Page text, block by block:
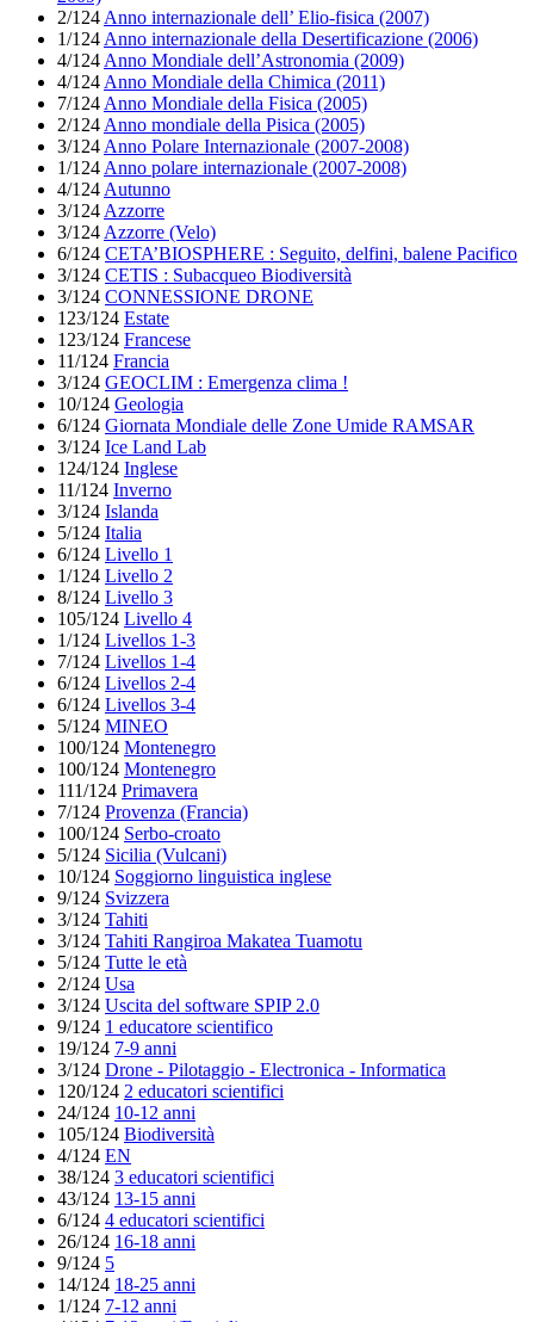
2/124 Anno internazionale dell’ Elio-fisica (2007)
1/124 Anno internazionale della Desertificazione (2006)
4/124 Anno Mondiale dell’Astronomia (2009)
4/124 Anno Mondiale della Chimica (2011)
7/124 Anno Mondiale della Fisica (2005)
2/124 Anno mondiale della Pisica (2005)
3/124 Anno Polare Internazionale (2007-2008)
1/124 Anno polare internazionale (2007-2008)
4/124 Autunno
3/124 Azzorre
3/124 Azzorre (Velo)
6/124 CETA’BIOSPHERE : Seguito, delfini, balene Pacifico
3/124 CETIS : Subacqueo Biodiversità
3/124 CONNESSIONE DRONE
123/124 Estate
123/124 Francese
11/124 Francia
3/124 GEOCLIM : Emergenza clima !
10/124 Geologia
6/124 Giornata Mondiale delle Zone Umide RAMSAR
3/124 Ice Land Lab
124/124 Inglese
11/124 Inverno
3/124 Islanda
5/124 Italia
6/124 Livello 1
1/124 Livello 2
8/124 Livello 3
105/124 Livello 4
1/124 Livellos 1-3
7/124 Livellos 1-4
6/124 Livellos 2-4
6/124 Livellos 3-4
5/124 MINEO
100/124 Montenegro
100/124 Montenegro
111/124 Primavera
7/124 Provenza (Francia)
100/124 Serbo-croato
5/124 Sicilia (Vulcani)
10/124 Soggiorno linguistica inglese
9/124 Svizzera
3/124 Tahiti
3/124 Tahiti Rangiroa Makatea Tuamotu
5/124 Tutte le età
2/124 Usa
3/124 Uscita del software SPIP 2.0
9/124 1 educatore scientifico
19/124 7-9 anni
3/124 Drone - Pilotaggio - Electronica - Informatica
120/124 2 educatori scientifici
24/124 10-12 anni
105/124 Biodiversità
4/124 EN
38/124 3 educatori scientifici
43/124 13-15 anni
6/124 4 educatori scientifici
26/124 16-18 anni
9/124 5
14/124 18-25 anni
1/124 7-12 anni